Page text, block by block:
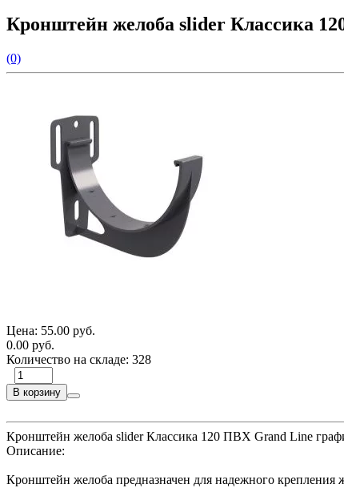
Кронштейн желоба slider Классика
(0)
Цена: 55.00 руб.
0.00 руб.
Количество на складе: 328
В корзину
Кронштейн желоба slider Классика 120 ПВХ Grand Line
Описание:
Кронштейн желоба предназначен для надежного крепления